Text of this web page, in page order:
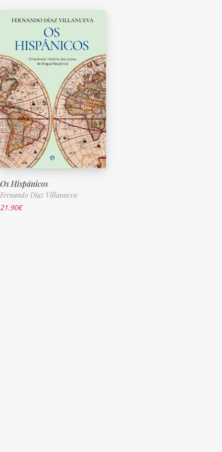
Os Hispânicos
Fernando Díaz Villanueva
21.90€